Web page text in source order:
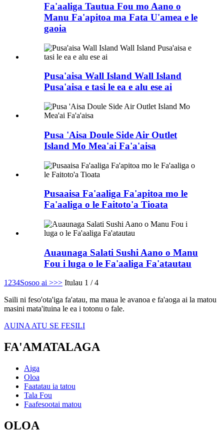
Fa'aaliga Tautua Fou mo Aano o
Manu Fa'apitoa ma Fata U'amea e le
gaoia
Pusa'aisa Wall Island Wall Island
Pusa'aisa e tasi le ea e alu ese ai
Pusa 'Aisa Doule Side Air Outlet
Island Mo Mea'ai Fa'a'aisa
Pusaaisa Fa'aaliga Fa'apitoa mo le
Fa'aaliga o le Faitoto'a Tioata
Auaunaga Salati Sushi Aano o Manu
Fou i luga o le Fa'aaliga Fa'atautau
1 234Sosoo ai >>> Itulau 1 / 4
Saili ni feso'ota'iga fa'atau, ma maua le avanoa e fa'aoga ai la matou
masini mata'ituina le ea i totonu o fale.
AUINA ATU SE FESILI
FA'AMATALAGA
Aiga
Oloa
Faatatau ia tatou
Tala Fou
Faafesootai matou
OLOA